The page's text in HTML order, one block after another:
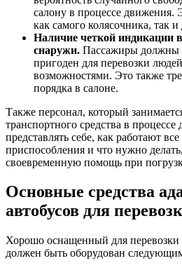
салону в процессе движения.
как самого колясочника, так
Наличие четкой индикации
снаружи. Пассажиры должны
пригоден для перевозки
возможностями. Это также
порядка в салоне.
Также персонал, который
транспортного средства в
представлять себе, как работают
приспособления и что нужно
своевременную помощь при
Основные средства
автобусов для
Хорошо оснащенный для перевозки
должен быть оборудован